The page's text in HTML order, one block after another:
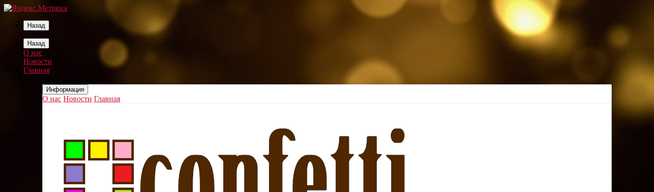
Назад
Назад
О нас
Новости
Главная
Информация
О нас Новости Главная